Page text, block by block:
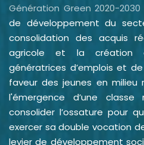
Génération Green 2020-2030
de développement du
consolidation des acquis
agricole et la création
génératrices d’emplois et
faveur des jeunes en milieu
l'émergence d’une classe
consolider l’ossature pour
exercer sa double vocation
levier de développement